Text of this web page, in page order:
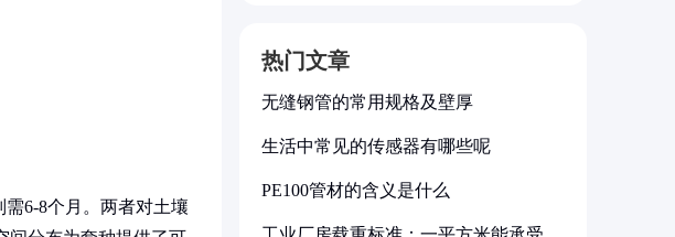
6-8个月。两者对土壤
热门文章
无缝钢管的常用规格及壁厚
生活中常见的传感器有哪些呢
PE100管材的含义是什么